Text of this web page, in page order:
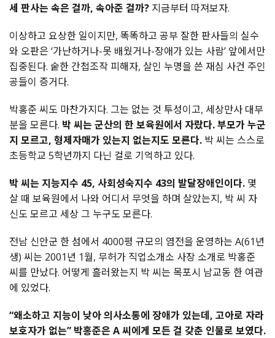
세 판사는 속은 걸까, 속아준 걸까? 지금부터 따져보자.
이상하고 요상한 일이지만, 똑똑하고 공부 잘한 판사들의 실수
와 오판은 ‘가난하거나-못 배웠거나-장애가 있는 사람’ 앞에서만
집중된다. 숱한 간첩조작 피해자, 살인 누명을 쓴 재심 사건 주인
공들이 증거다.
박홍준 씨도 마찬가지다. 그는 없는 것 투성이고, 세상만사 대부
분을 모른다. 박 씨는 군산의 한 보육원에서 자랐다. 부모가 누군
지 모르고, 형제자매가 있는지 없는지도 모른다. 박 씨는 스스로
초등학교 5학년까지 다닌 걸로 기억하고 있다.
박 씨는 지능지수 45, 사회성숙지수 43의 발달장애인이다. 몇
살 때 보육원에서 나와 어디서 무엇을 하며 살았는지, 박 씨 자
신도 모르고 세상 그 누구도 모른다.
전남 신안군 한 섬에서 4000평 규모의 염전을 운영하는 A(61년
생) 씨는 2001년 1월, 무허가 직업소개소 사장 소개로 박홍준
씨를 만났다. 어떻게 흘러왔는지 박 씨는 목포시 남교동 한 여관
에 있었다.
“왜소하고 지능이 낮아 의사소통에 장애가 있는데, 고아로 자라
보호자가 없는” 박홍준은 A 씨에게 모든 걸 갖춘 인물로 보였다.